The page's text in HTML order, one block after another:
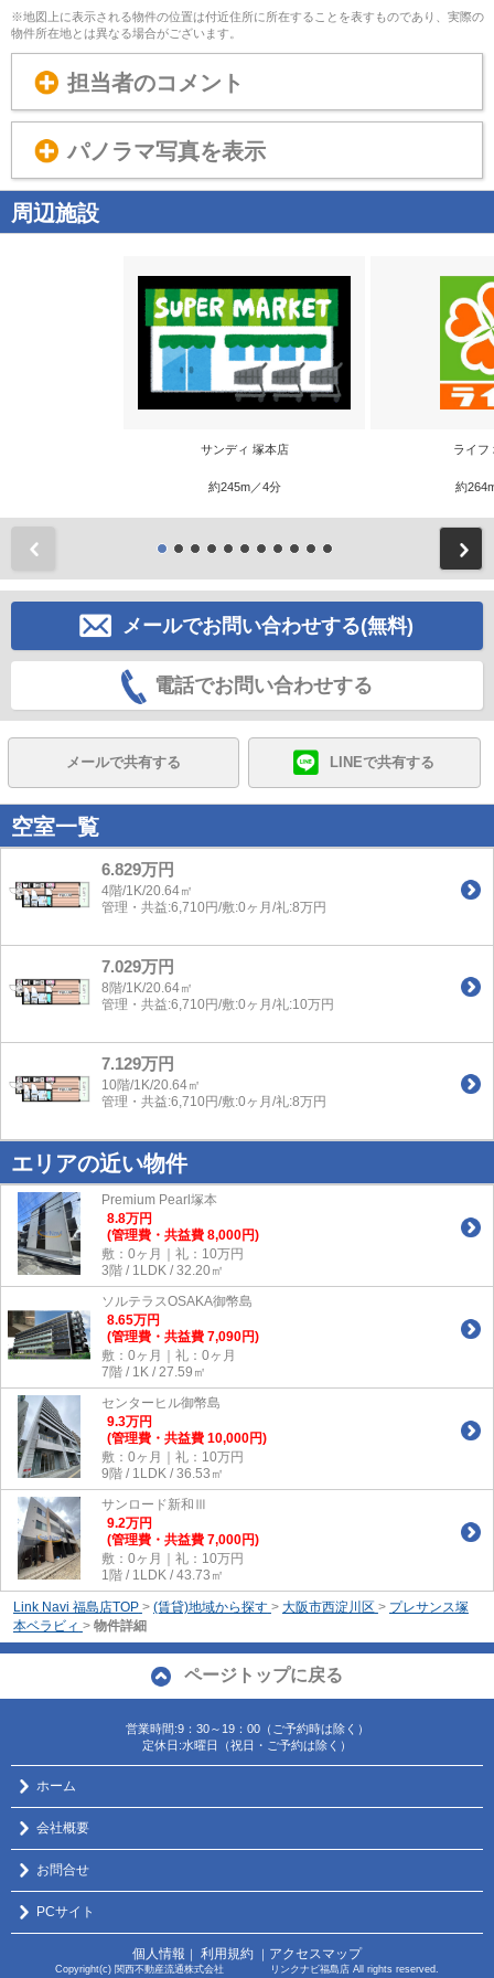
※地図上に表示される物件の位置は付近住所に所在することを表すものであり、実際の
物件所在地とは異なる場合がございます。
担当者のコメント
パノラマ写真を表示
周辺施設
サンディ 塚本店
約245m／4分
ライフ
約
メールでお問い合わせする(無料)
電話でお問い合わせする
メールで共有する LINEで共有する
空室一覧
6.829万円
4階/1K/20.64㎡
管理・共益:6,710円/敷:0ヶ月/礼:8万円
7.029万円
8階/1K/20.64㎡
管理・共益:6,710円/敷:0ヶ月/礼:10万円
7.129万円
10階/1K/20.64㎡
管理・共益:6,710円/敷:0ヶ月/礼:8万円
エリアの近い物件
Premium Pearl塚本
8.8万円
(管理費・共益費 8,000円)
敷：0ヶ月｜礼：10万円
3階 / 1LDK / 32.20㎡
ソルテラスOSAKA御幣島
8.65万円
(管理費・共益費 7,090円)
敷：0ヶ月｜礼：0ヶ月
7階 / 1K / 27.59㎡
センターヒル御幣島
9.3万円
(管理費・共益費 10,000円)
敷：0ヶ月｜礼：10万円
9階 / 1LDK / 36.53㎡
サンロード新和Ⅲ
9.2万円
(管理費・共益費 7,000円)
敷：0ヶ月｜礼：10万円
1階 / 1LDK / 43.73㎡
Link Navi 福島店TOP > (賃貸)地域から探す > 大阪市西淀川区 > プレサンス塚
本ベラビィ > 物件詳細
ページトップに戻る
営業時間:9：30～19：00（ご予約時は除く）
定休日:水曜日（祝日・ご予約は除く）
ホーム
会社概要
お問合せ
PCサイト
個人情報 ｜ 利用規約 ｜ アクセスマップ
Copyright(c) 関西不動産流通株式会社 リンクナビ福島店 All rights reserved.